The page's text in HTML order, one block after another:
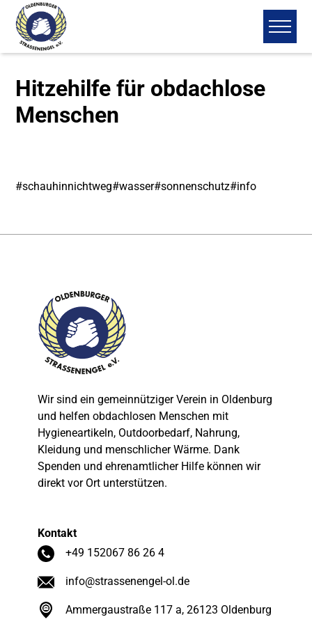
Hitzehilfe für obdachlose
Menschen
#schauhinnichtweg#wasser#sonnenschutz#info
Wir sind ein gemeinnütziger Verein in Oldenburg
und helfen obdachlosen Menschen mit
Hygieneartikeln, Outdoorbedarf, Nahrung,
Kleidung und menschlicher Wärme. Dank
Spenden und ehrenamtlicher Hilfe können wir
direkt vor Ort unterstützen.
Kontakt
+49 152067 86 26 4
info@strassenengel-ol.de
Ammergaustraße 117 a, 26123 Oldenburg